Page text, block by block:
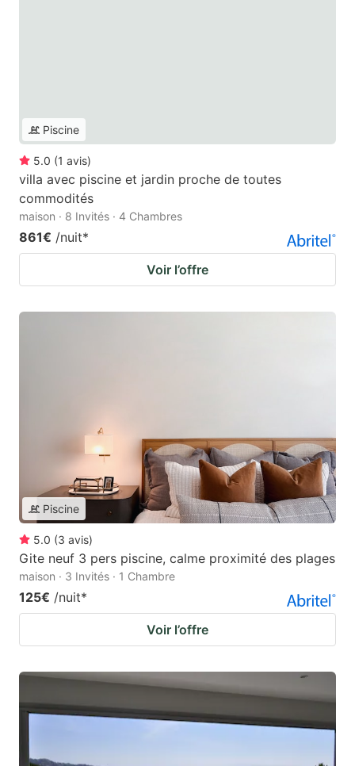
Piscine
5.0 (1 avis)
villa avec piscine et jardin proche de toutes
commodités
maison · 8 Invités · 4 Chambres
861€ /nuit*
Voir l’offre
Piscine
5.0 (3 avis)
Gite neuf 3 pers piscine, calme proximité des plages
maison · 3 Invités · 1 Chambre
125€ /nuit*
Voir l’offre